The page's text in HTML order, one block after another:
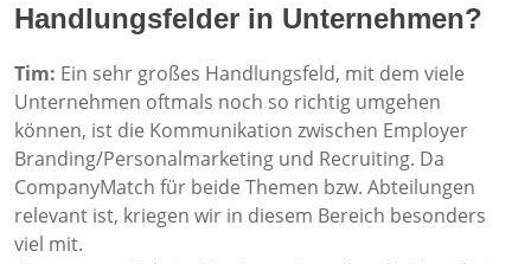
Handlungsfelder in Unternehmen?
Tim: Ein sehr großes Handlungsfeld, mit dem viele
Unternehmen oftmals noch so richtig umgehen
können, ist die Kommunikation zwischen Employer
Branding/Personalmarketing und Recruiting. Da
CompanyMatch für beide Themen bzw. Abteilungen
relevant ist, kriegen wir in diesem Bereich besonders
viel mit.